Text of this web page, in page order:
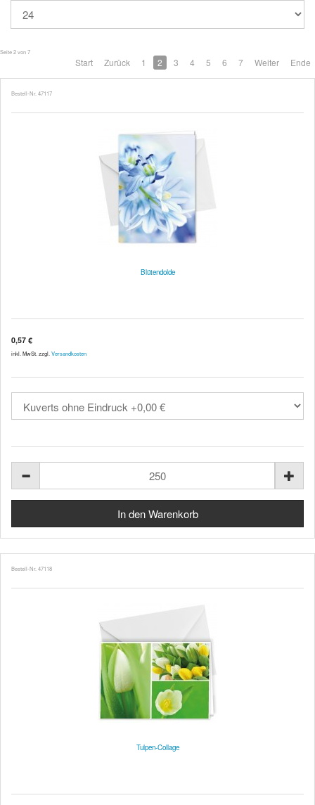
Seite 2 von 7
Start Zurück 1 2 3 4 5 6 7 Weiter Ende
Bestell-Nr. 47117
Blütendolde
0,57 €
inkl. MwSt. zzgl. Versandkosten
Bestell-Nr. 47118
Tulpen-Collage